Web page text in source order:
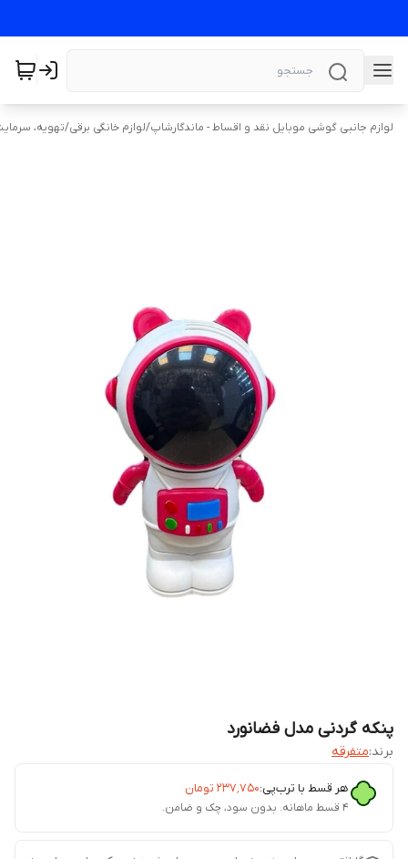
لوازم جانبی گوشی موبایل نقد و اقساط - ماندگارشاپ/لوازم خانگی برقی/تهویه،
پنکه گردنی مدل فضانورد
برند:متفرقه
هر قسط با ترب‌پی:۲۳۷٬۷۵۰ تومان
۴ قسط ماهانه. بدون سود، چک و ضامن.